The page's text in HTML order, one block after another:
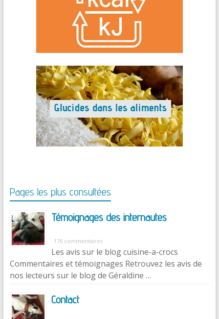
Pages les plus consultées
Témoignages des internautes
176 commentaires
Les avis sur le blog cuisine-a-crocs
Commentaires et témoignages Retrouvez les avis de
nos lecteurs sur le blog de Géraldine …
Contact